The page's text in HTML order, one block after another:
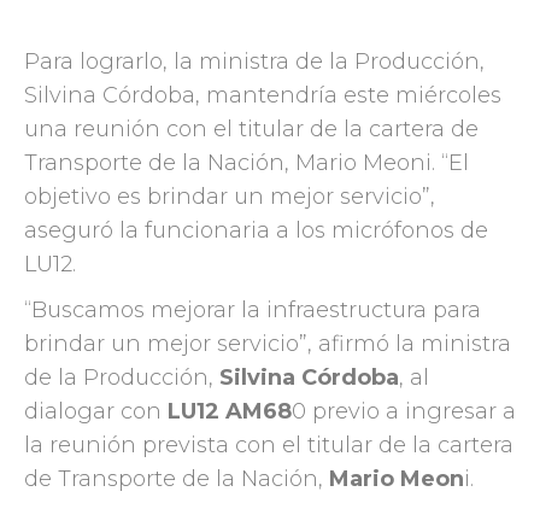
Para lograrlo, la ministra de la Producción,
Silvina Córdoba, mantendría este miércoles
una reunión con el titular de la cartera de
Transporte de la Nación, Mario Meoni. “El
objetivo es brindar un mejor servicio”,
aseguró la funcionaria a los micrófonos de
LU12.
“Buscamos mejorar la infraestructura para
brindar un mejor servicio”, afirmó la ministra
de la Producción, Silvina Córdoba, al
dialogar con LU12 AM680 previo a ingresar a
la reunión prevista con el titular de la cartera
de Transporte de la Nación, Mario Meoni.